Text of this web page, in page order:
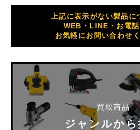
上記に表示がない製品に
WEB・LINE・お電話
お気軽にお問い合わせく
買取商品
ジャンルから